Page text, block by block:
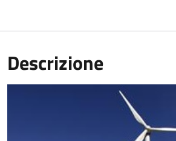
Descrizione